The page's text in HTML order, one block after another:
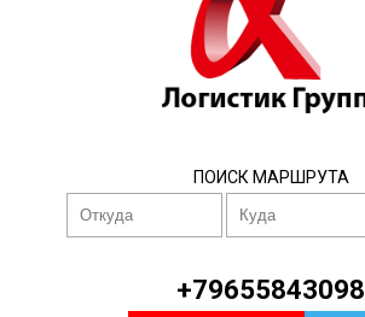
ПОИСК МАРШРУТА
+79655843098